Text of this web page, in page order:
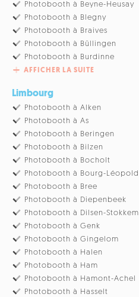
Photobooth à Beyne-Heusay
Photobooth à Blegny
Photobooth à Braives
Photobooth à Büllingen
Photobooth à Burdinne
AFFICHER LA SUITE
Limbourg
Photobooth à Alken
Photobooth à As
Photobooth à Beringen
Photobooth à Bilzen
Photobooth à Bocholt
Photobooth à Bourg-Léopold
Photobooth à Bree
Photobooth à Diepenbeek
Photobooth à Dilsen-Stokkem
Photobooth à Genk
Photobooth à Gingelom
Photobooth à Halen
Photobooth à Ham
Photobooth à Hamont-Achel
Photobooth à Hasselt